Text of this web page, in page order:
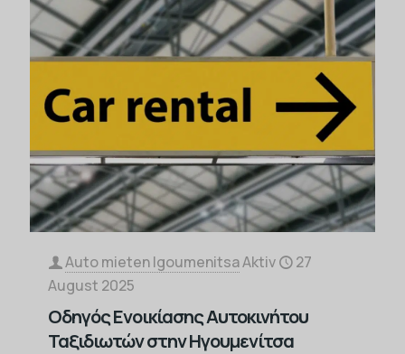
Auto mieten IgoumenitsaAktiv
27
August 2025
Οδηγός Ενοικίασης Αυτοκινήτου
Ταξιδιωτών στην Ηγουμενίτσα